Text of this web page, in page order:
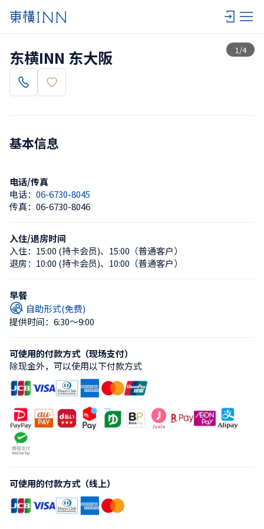
1 /4
查看一览
东横INN 东大阪
基本信息
电话/传真
电话： 06-6730-8045
传真： 06-6730-8046
入住/退房时间
入住： 15:00 (持卡会员)、 15:00（普通客户）
退房： 10:00 (持卡会员)、 10:00（普通客户）
早餐
自助形式(免费)
提供时间：6:30〜9:00
可使用的付款方式（现场支付）
除现金外，可以使用以下付款方式
可使用的付款方式（线上）